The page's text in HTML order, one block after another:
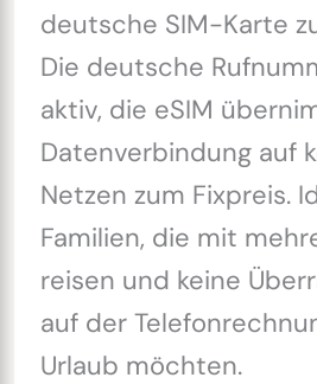
deutsche SIM-Karte
Die deutsche
aktiv, die eSIM
Datenverbindung auf
Netzen zum Fixpreis.
Familien, die mit
reisen und keine
auf der
Urlaub möchten.